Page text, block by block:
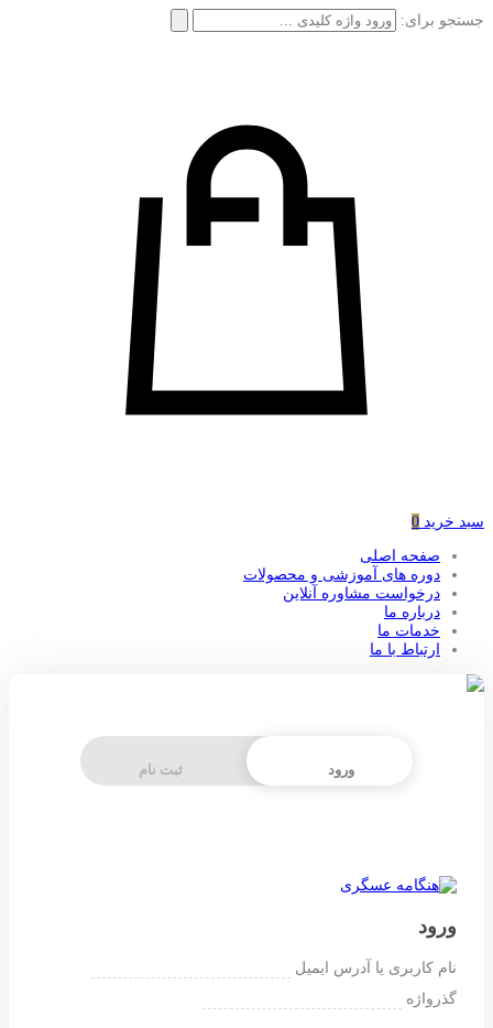
جستجو برای:
سبد خرید 0
صفحه اصلی
دوره های آموزشی و محصولات
درخواست مشاوره آنلاین
درباره ما
خدمات ما
ارتباط با ما
ورود ثبت نام
ورود
نام کاربری یا آدرس ایمیل
گذرواژه